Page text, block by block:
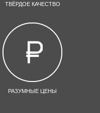
ТВЁРДОЕ КАЧЕСТВО
РАЗУМНЫЕ ЦЕНЫ